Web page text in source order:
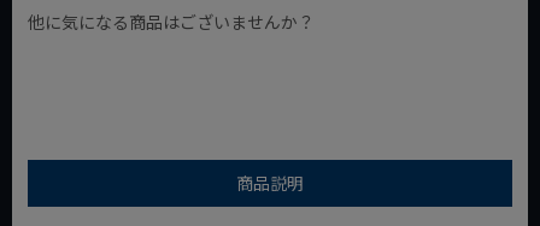
他に気になる商品はございませんか？
商品説明